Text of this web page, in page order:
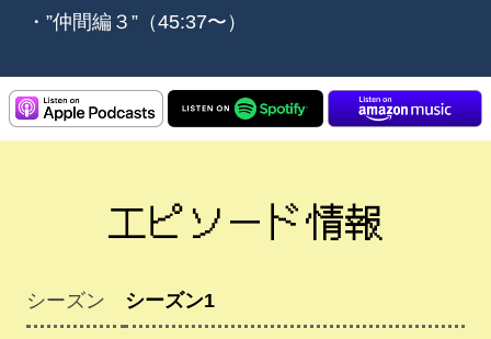
・”仲間編３”（45:37〜）
エピソード情報
シーズン シーズン1